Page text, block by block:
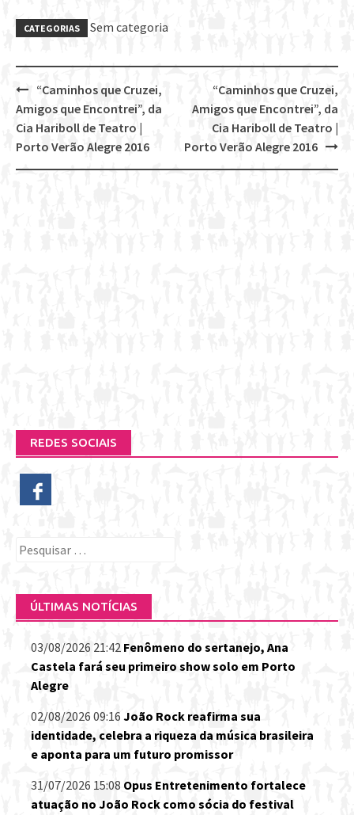
CATEGORIAS Sem categoria
Post
navigation
“Caminhos que Cruzei,
Amigos que Encontrei”, da
Cia Hariboll de Teatro |
Porto Verão Alegre 2016
“Caminhos que Cruzei,
Amigos que Encontrei”, da
Cia Hariboll de Teatro |
Porto Verão Alegre 2016
REDES SOCIAIS
Pesquisar
ÚLTIMAS NOTÍCIAS
03/08/2026 21:42 Fenômeno do sertanejo, Ana
Castela fará seu primeiro show solo em Porto
Alegre
02/08/2026 09:16 João Rock reafirma sua
identidade, celebra a riqueza da música brasileira
e aponta para um futuro promissor
31/07/2026 15:08 Opus Entretenimento fortalece
atuação no João Rock como sócia do festival